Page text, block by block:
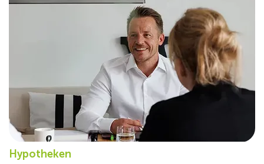
Hypotheken